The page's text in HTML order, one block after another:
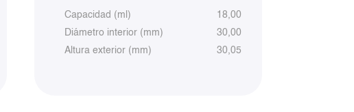
Capacidad (ml)
18,00
Diámetro interior (mm)
30,00
Altura exterior (mm)
30,05